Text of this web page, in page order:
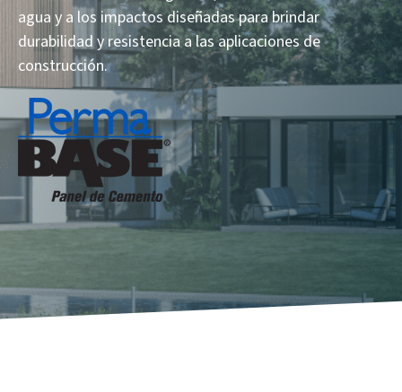
agua y a los impactos diseñadas para brindar
durabilidad y resistencia a las aplicaciones de
construcción.